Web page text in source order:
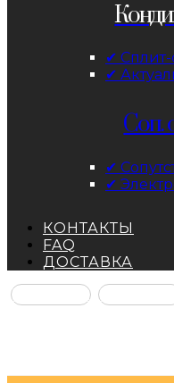
✔
✔
Соп.
✔
✔
КОНТАКТЫ
FAQ
ДОСТАВКА
Facebook